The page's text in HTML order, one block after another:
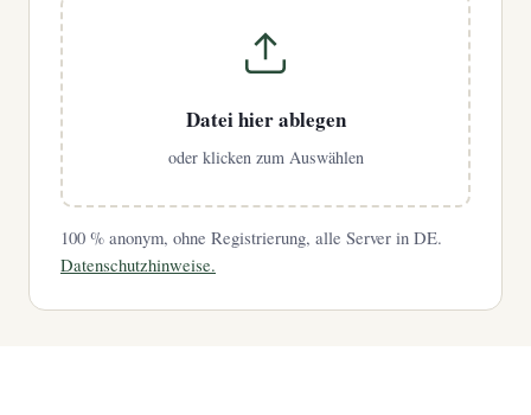
Datei hier ablegen
oder klicken zum Auswählen
100 % anonym, ohne Registrierung, alle Server in DE.
Datenschutzhinweise.